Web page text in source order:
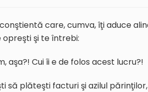
care, cumva, îţi aduce
opreşti şi te întrebi:
aşa?! Cui îi e de folos acest lucru?!
să plăteşti facturi şi azilul